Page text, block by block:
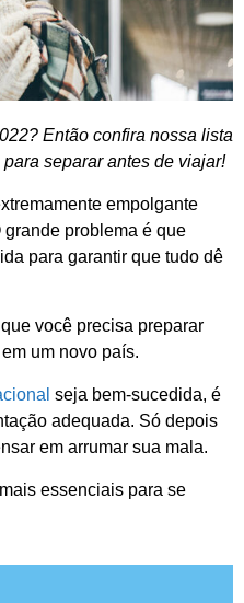
Então confira nossa lista
separar antes de viajar!
empolgante
problema é que
para garantir que tudo dê
você precisa preparar
um novo país.
seja bem-sucedida, é
adequada. Só depois
em arrumar sua mala.
essenciais para se